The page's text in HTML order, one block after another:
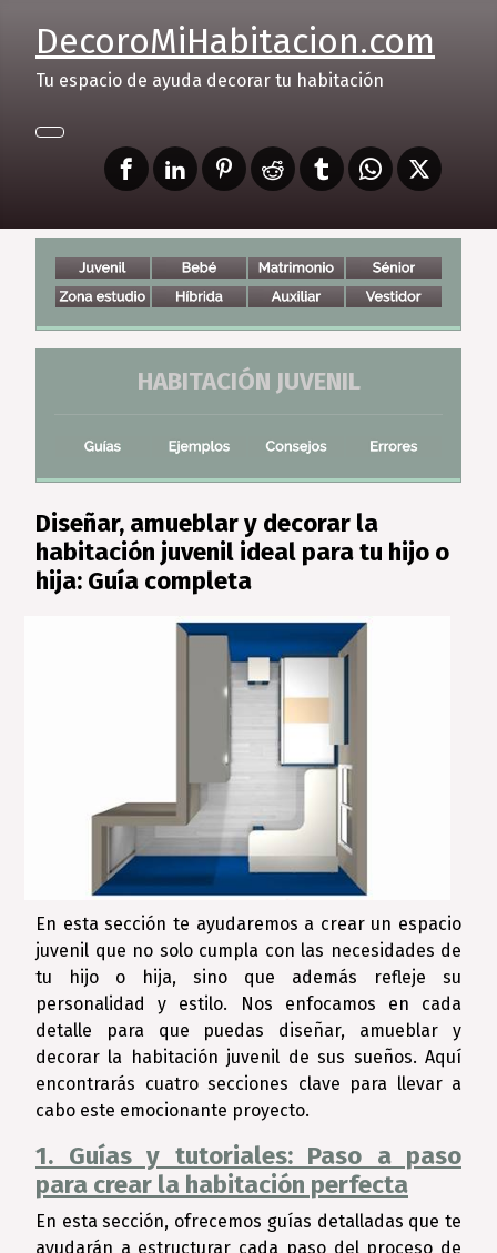
DecoroMiHabitacion.com
Tu espacio de ayuda decorar tu habitación
HABITACIÓN JUVENIL
Diseñar, amueblar y decorar la
habitación juvenil ideal para tu hijo o
hija: Guía completa
En esta sección te ayudaremos a crear un espacio
juvenil que no solo cumpla con las necesidades de
tu hijo o hija, sino que además refleje su
personalidad y estilo. Nos enfocamos en cada
detalle para que puedas diseñar, amueblar y
decorar la habitación juvenil de sus sueños. Aquí
encontrarás cuatro secciones clave para llevar a
cabo este emocionante proyecto.
1. Guías y tutoriales: Paso a paso
para crear la habitación perfecta
En esta sección, ofrecemos guías detalladas que te
ayudarán a estructurar cada paso del proceso de